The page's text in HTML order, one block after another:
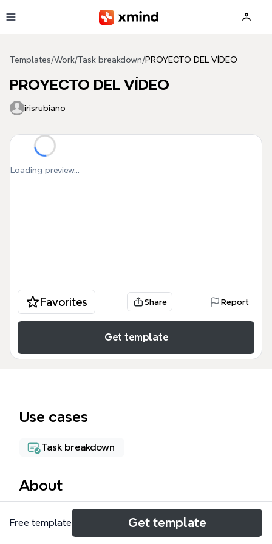
Templates/Work/Task breakdown/PROYECTO DEL VÍDEO
PROYECTO DEL VÍDEO
irisrubiano
Loading preview...
Favorites Share Report
Get template
Use cases
Task breakdown
About
El 'PROYECTO DEL VÍDEO' mind map template
organiza un proyecto audiovisual sobre el impacto
Free template Get template